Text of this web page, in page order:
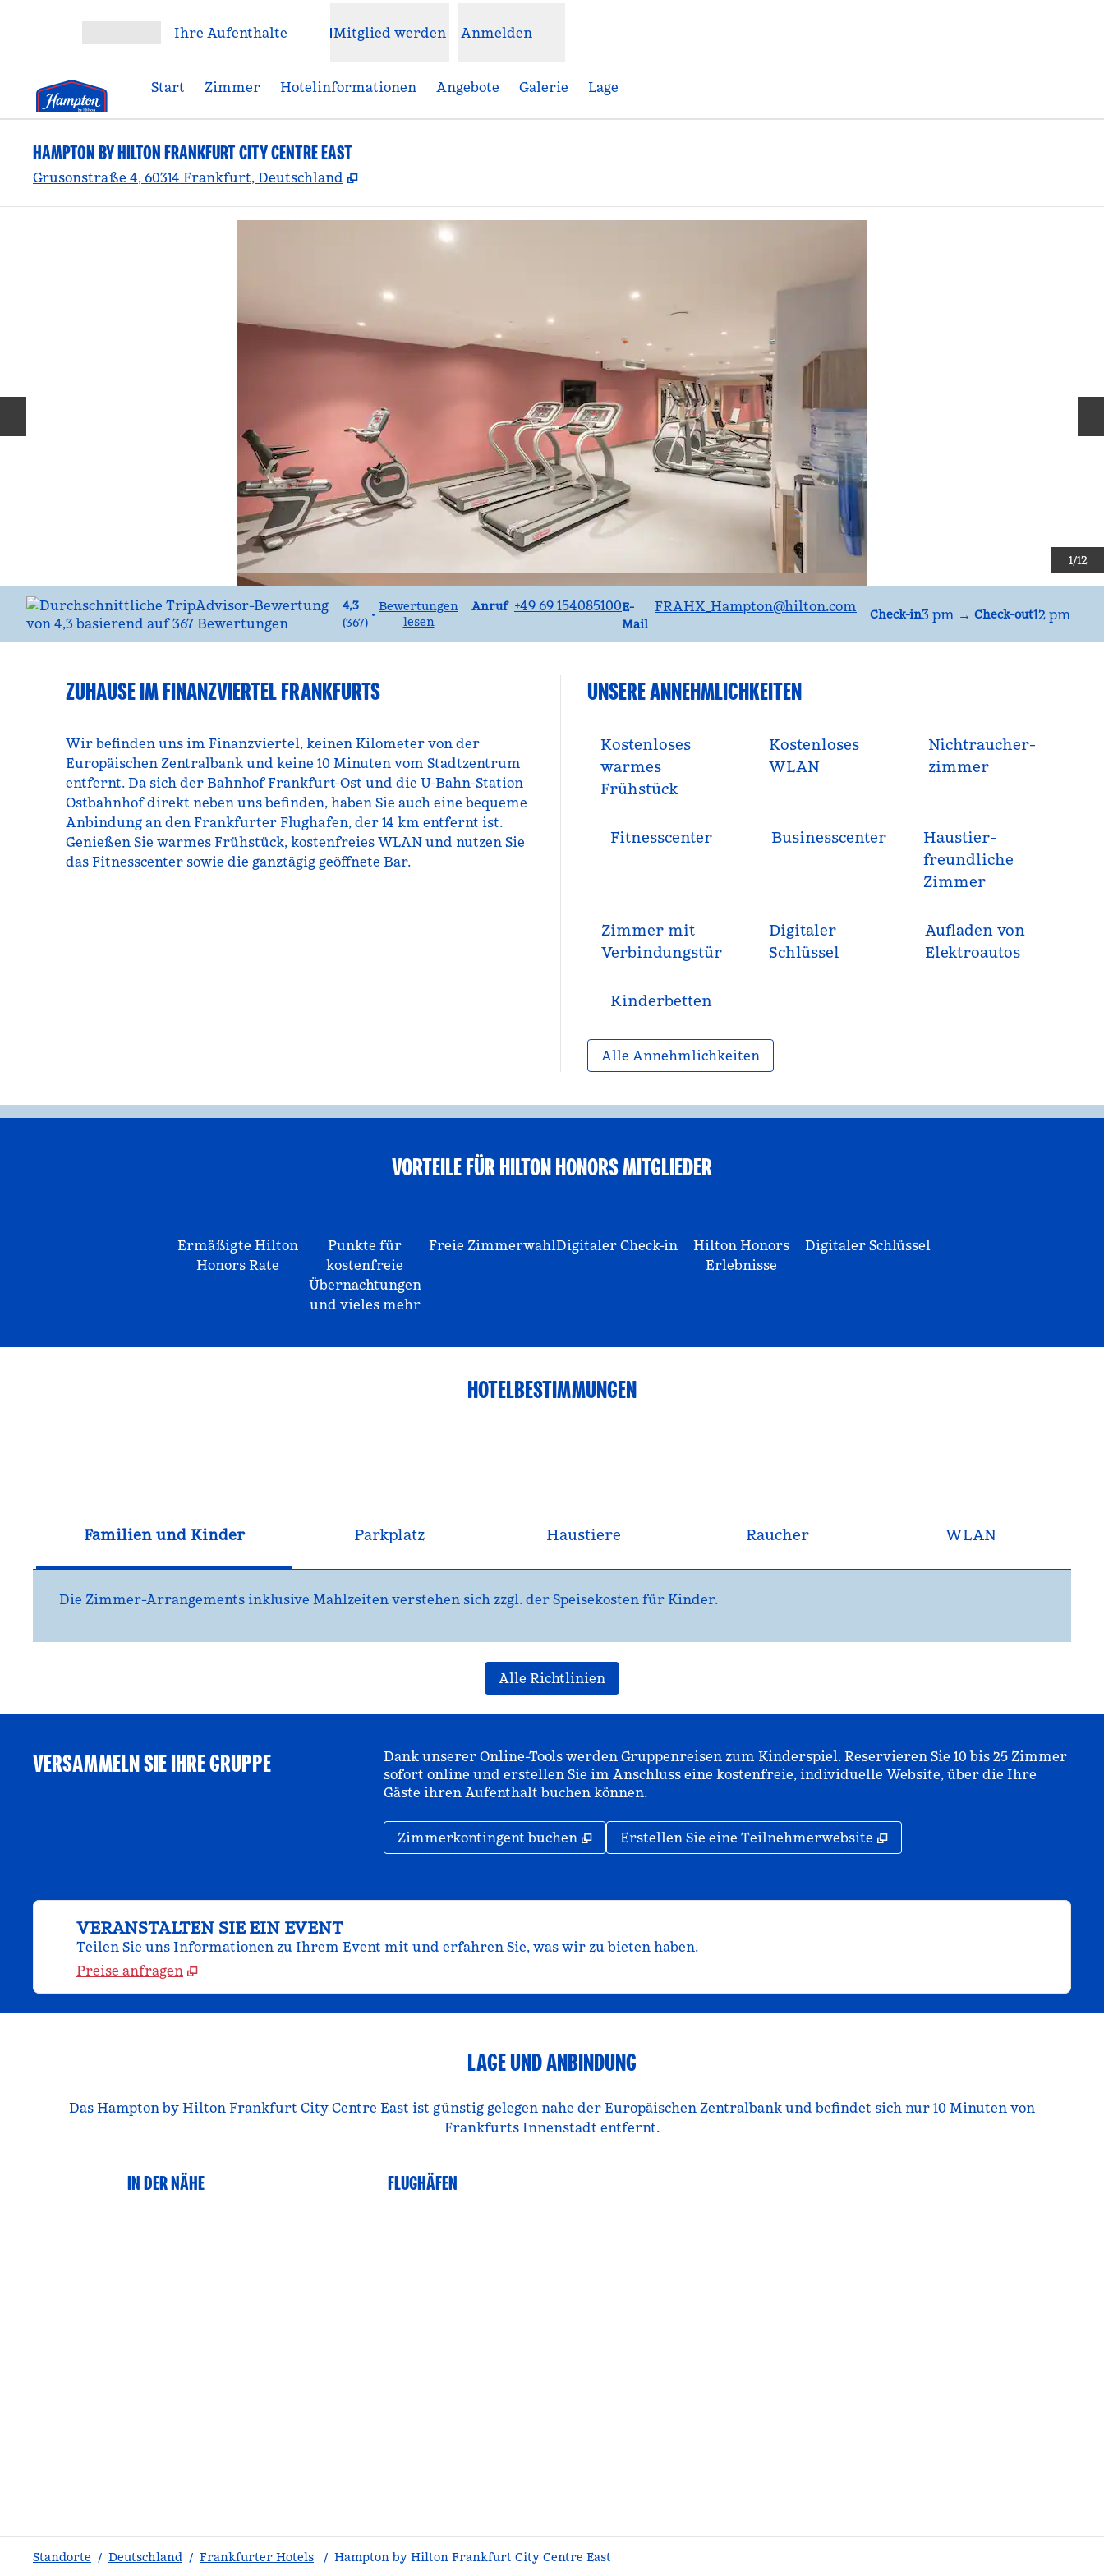
Ihre Aufenthalte Mitglied werden Anmelden
Start Zimmer Hotelinformationen Angebote Galerie Lage
HAMPTON BY HILTON FRANKFURT CITY CENTRE EAST
Grusonstraße 4, 60314 Frankfurt, Deutschland ,
1/12
4,3
(367)
•
Bewertungen
lesen
Anruf
Anruf +49 69 154085100E-
Mail
EmailFRAHX_Hampton@hilton.com Check-in3 pm → Check-out12 pm
ZUHAUSE IM FINANZVIERTEL FRANKFURTS
Wir befinden uns im Finanzviertel, keinen Kilometer von der
Europäischen Zentralbank und keine 10 Minuten vom Stadtzentrum
entfernt. Da sich der Bahnhof Frankfurt-Ost und die U-Bahn-Station
Ostbahnhof direkt neben uns befinden, haben Sie auch eine bequeme
Anbindung an den Frankfurter Flughafen, der 14 km entfernt ist.
Genießen Sie warmes Frühstück, kostenfreies WLAN und nutzen Sie
das Fitnesscenter sowie die ganztägig geöffnete Bar.
UNSERE ANNEHMLICHKEITEN
Kostenloses
warmes
Frühstück
Kostenloses
WLAN
Nichtraucher­
zimmer
Fitnesscenter Business­center
Haustier­
freundliche
Zimmer
Zimmer mit
Verbindungstür
Digitaler
Schlüssel
Aufladen von
Elektroautos
Kinderbetten
Alle Annehmlichkeiten
VORTEILE FÜR HILTON HONORS MITGLIEDER
Ermäßigte Hilton
Honors Rate
Punkte für
kostenfreie
Übernachtungen
und vieles mehr
Freie ZimmerwahlDigitaler Check-in
Hilton Honors
Erlebnisse
Digitaler Schlüssel
HOTELBESTIMMUNGEN
Familien und Kinder Parkplatz Haustiere Raucher WLAN
Die Zimmer-Arrangements inklusive Mahlzeiten verstehen sich zzgl. der Speisekosten für Kinder.
Alle Richtlinien
VERSAMMELN SIE IHRE GRUPPE
Dank unserer Online-Tools werden Gruppenreisen zum Kinderspiel. Reservieren Sie 10 bis 25 Zimmer
sofort online und erstellen Sie im Anschluss eine kostenfreie, individuelle Website, über die Ihre
Gäste ihren Aufenthalt buchen können.
Zimmerkontingent buchen , Öffnet eine neue Registerkarte
Erstellen Sie eine Teilnehmerwebsite ,
VERANSTALTEN SIE EIN EVENT
Teilen Sie uns Informationen zu Ihrem Event mit und erfahren Sie, was wir zu bieten haben.
Preise anfragen
LAGE UND ANBINDUNG
Das Hampton by Hilton Frankfurt City Centre East ist günstig gelegen nahe der Europäischen Zentralbank und befindet sich nur 10 Minuten von
Frankfurts Innenstadt entfernt.
IN DER NÄHE FLUGHÄFEN
Standorte / Deutschland / Frankfurter Hotels / Hampton by Hilton Frankfurt City Centre East